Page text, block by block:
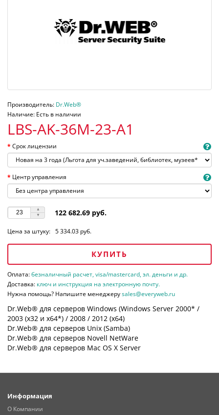
Производитель: Dr.Web®
Наличие: Есть в наличии
LBS-AK-36M-23-A1
Срок лицензии
Центр управления
122 682.69 руб.
Цена за штуку: 5 334.03 руб.
КУПИТЬ
Оплата:безналичный расчет, visa/mastercard, эл. деньги и др.
Доставка: ключ и инструкция на электронную почту.
Нужна помощь? Напишите менеджеруsales@everyweb.ru
Dr.Web® для серверов Windows (Windows Server 2000* /
2003 (х32 и х64*) / 2008 / 2012 (х64)
Dr.Web® для серверов Unix (Samba)
Dr.Web® для серверов Novell NetWare
Dr.Web® для серверов Mac OS X Server
Информация
О Компании